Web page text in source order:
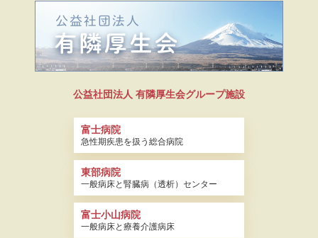
公益社団法人 有隣厚生会グループ施設
富士病院
急性期疾患を扱う総合病院
東部病院
一般病床と腎臓病（透析）センター
富士小山病院
一般病床と療養介護病床